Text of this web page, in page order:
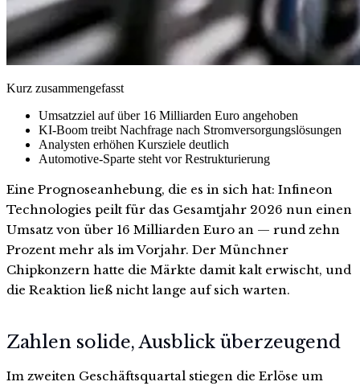
Kurz zusammengefasst
Umsatzziel auf über 16 Milliarden Euro angehoben
KI-Boom treibt Nachfrage nach Stromversorgungslösungen
Analysten erhöhen Kursziele deutlich
Automotive-Sparte steht vor Restrukturierung
Eine Prognoseanhebung, die es in sich hat: Infineon
Technologies peilt für das Gesamtjahr 2026 nun einen
Umsatz von über 16 Milliarden Euro an — rund zehn
Prozent mehr als im Vorjahr. Der Münchner
Chipkonzern hatte die Märkte damit kalt erwischt, und
die Reaktion ließ nicht lange auf sich warten.
Zahlen solide, Ausblick überzeugend
Im zweiten Geschäftsquartal stiegen die Erlöse um